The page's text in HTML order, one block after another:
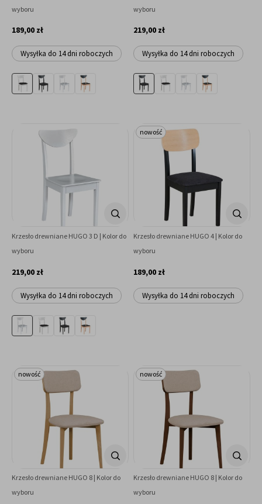
wyboru
189,00 zł
Wysyłka do 14 dni roboczych
wyboru
219,00 zł
Wysyłka do 14 dni roboczych
Krzesło drewniane HUGO 3 D | Kolor do
wyboru
219,00 zł
Wysyłka do 14 dni roboczych
Krzesło drewniane HUGO 4 | Kolor do
wyboru
189,00 zł
Wysyłka do 14 dni roboczych
nowość
Krzesło drewniane HUGO 8 | Kolor do
wyboru
nowość
Krzesło drewniane HUGO 8 | Kolor do
wyboru
nowość